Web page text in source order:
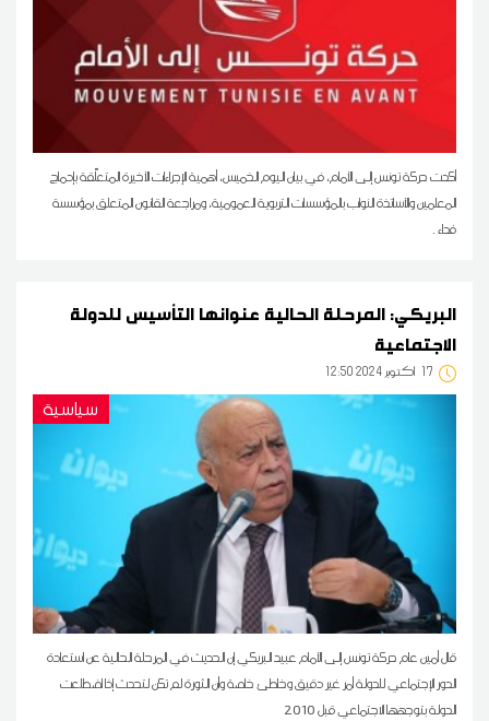
أكدت حركة تونس إلى الأمام، في بيان اليوم الخميس، أهمية الإجراءات الأخيرة المتعلّقة بإدماج
المعلمين والأساتذة النواب بالمؤسسات التربوية العمومية، ومراجعة القانون المتعلق بمؤسسة
فداء .
البريكي: المرحلة الحالية عنوانها التأسيس للدولة
الاجتماعية
17 12:50 2024 أكتوبر
سياسية
قال أمين عام حركة تونس إلى الأمام عبيد البريكي إن الحديث في المرحلة الحالية عن استعادة
الدور الإجتماعي للدولة أمر غير دقيق وخاطئ خاصة وأن الثورة لم تكن لتحدث إذا اضطلعت
الدولة بتوجهها الاجتماعي قبل 2010